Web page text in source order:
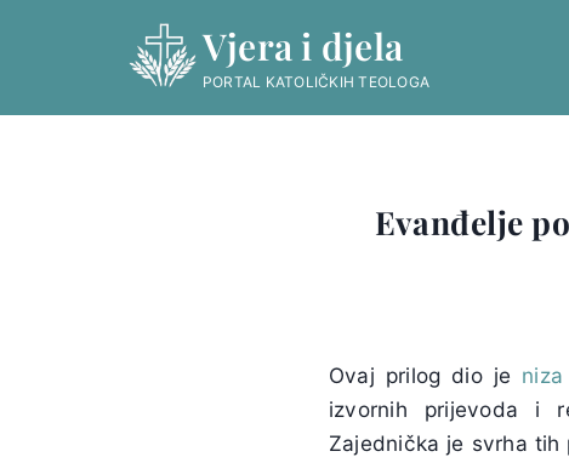
Vjera i djela
PORTAL KATOLIČKIH TEOLOGA
Evanđelje
Ovaj prilog dio je
izvornih prijevoda i
Zajednička je svrha